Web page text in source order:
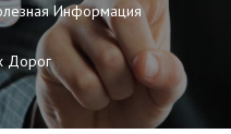
Информация
Дорог